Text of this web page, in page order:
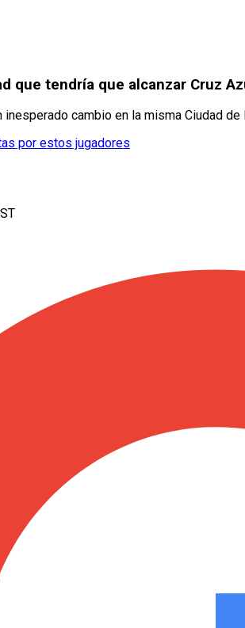
que tendría que alcanzar Cruz
cambio en la misma Ciudad de
por estos jugadores